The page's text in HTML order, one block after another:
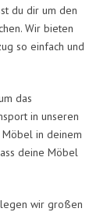
du dir um den
Wir bieten
so einfach und
das
in unseren
in deinem
deine Möbel
legen wir großen